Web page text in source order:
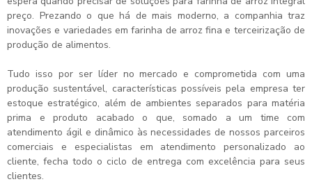
preço. Prezando o que há de mais moderno, a companhia traz
inovações e variedades em farinha de arroz fina e terceirização de
produção de alimentos.
Tudo isso por ser líder no mercado e comprometida com uma
produção sustentável, características possíveis pela empresa ter
estoque estratégico, além de ambientes separados para matéria
prima e produto acabado o que, somado a um time com
atendimento ágil e dinâmico às necessidades de nossos parceiros
comerciais e especialistas em atendimento personalizado ao
cliente, fecha todo o ciclo de entrega com excelência para seus
clientes.